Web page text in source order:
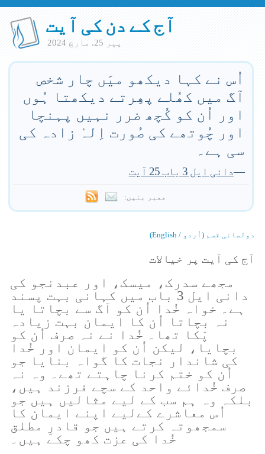
آج کے دن کی آیت
پير 25. مارچ 2024
اُس نے کہا دیکھو میَں چار شخص
آگ میں کھُلے پھِرتے دیکھتا ہُوں
اور اُن کو کُچھ ضرر نہیں پہنچا
اور چُوتھے کی صُورت اِلہٰ زادہ کی
سی ہے۔
—دانی ایل 3 باب 25 آیت
ممبر بنیں:
دولسانی قسم (اُردو / English)
آج کی آیت پر خیالات
مجھے سدرک، میسک، اور عبدنجو کی
دانی ایل 3 باب میں کہانی بہت پسند
ہے۔ خواہ خُدا اُن کو آگ سے بچاتا یا
نہ بچاتا اُن کا ایمان بہت زیادہ
پَکا تھا۔ خُدا نے نہ صرف اُن کو
بچایا، لیکن اُن کو ایمان اور خُدا
کی شاندار نجات کا گواہ بنایا جو
اُن کو ختم کرنا چاہتے تھے۔ وہ نہ
صرف خُدائے واحد کے سچے فرزند ہیں،
بلکہ وہ ہم سب کے لیے مثالیں ہیں جو
اُس معاشرے کےلیے اپنے ایمان کا
سمجھوتہ کرتے ہیں جو قادرِ مطلق
خُدا کی عزت کھو چکے ہیں۔